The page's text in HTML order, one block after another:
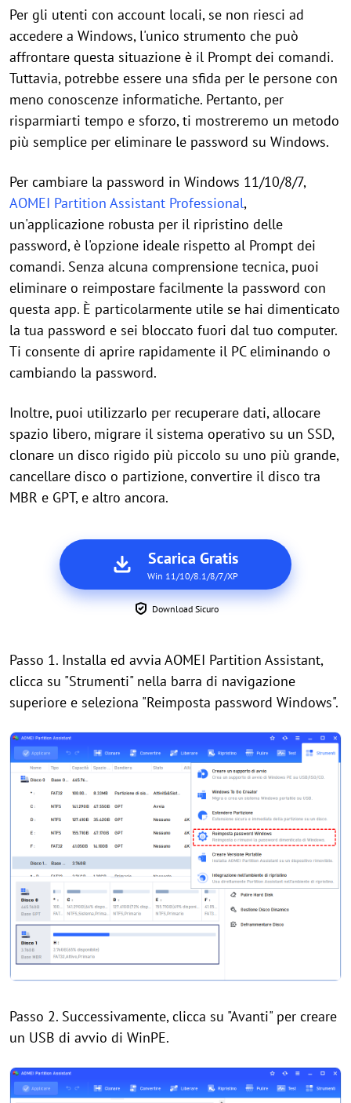
Per gli utenti con account locali, se non riesci ad
accedere a Windows, l'unico strumento che può
affrontare questa situazione è il Prompt dei comandi.
Tuttavia, potrebbe essere una sfida per le persone con
meno conoscenze informatiche. Pertanto, per
risparmiarti tempo e sforzo, ti mostreremo un metodo
più semplice per eliminare le password su Windows.
Per cambiare la password in Windows 11/10/8/7,
AOMEI Partition Assistant Professional,
un'applicazione robusta per il ripristino delle
password, è l'opzione ideale rispetto al Prompt dei
comandi. Senza alcuna comprensione tecnica, puoi
eliminare o reimpostare facilmente la password con
questa app. È particolarmente utile se hai dimenticato
la tua password e sei bloccato fuori dal tuo computer.
Ti consente di aprire rapidamente il PC eliminando o
cambiando la password.
Inoltre, puoi utilizzarlo per recuperare dati, allocare
spazio libero, migrare il sistema operativo su un SSD,
clonare un disco rigido più piccolo su uno più grande,
cancellare disco o partizione, convertire il disco tra
MBR e GPT, e altro ancora.
Scarica Gratis
Win 11/10/8.1/8/7/XP
Download Sicuro
Passo 1. Installa ed avvia AOMEI Partition Assistant,
clicca su "Strumenti" nella barra di navigazione
superiore e seleziona "Reimposta password Windows".
Passo 2. Successivamente, clicca su "Avanti" per creare
un USB di avvio di WinPE.